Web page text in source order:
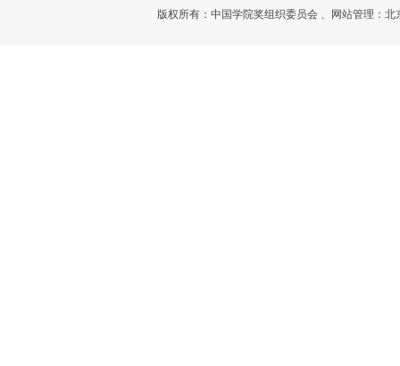
版权所有：中国学院奖组织委员会 、网站管理：